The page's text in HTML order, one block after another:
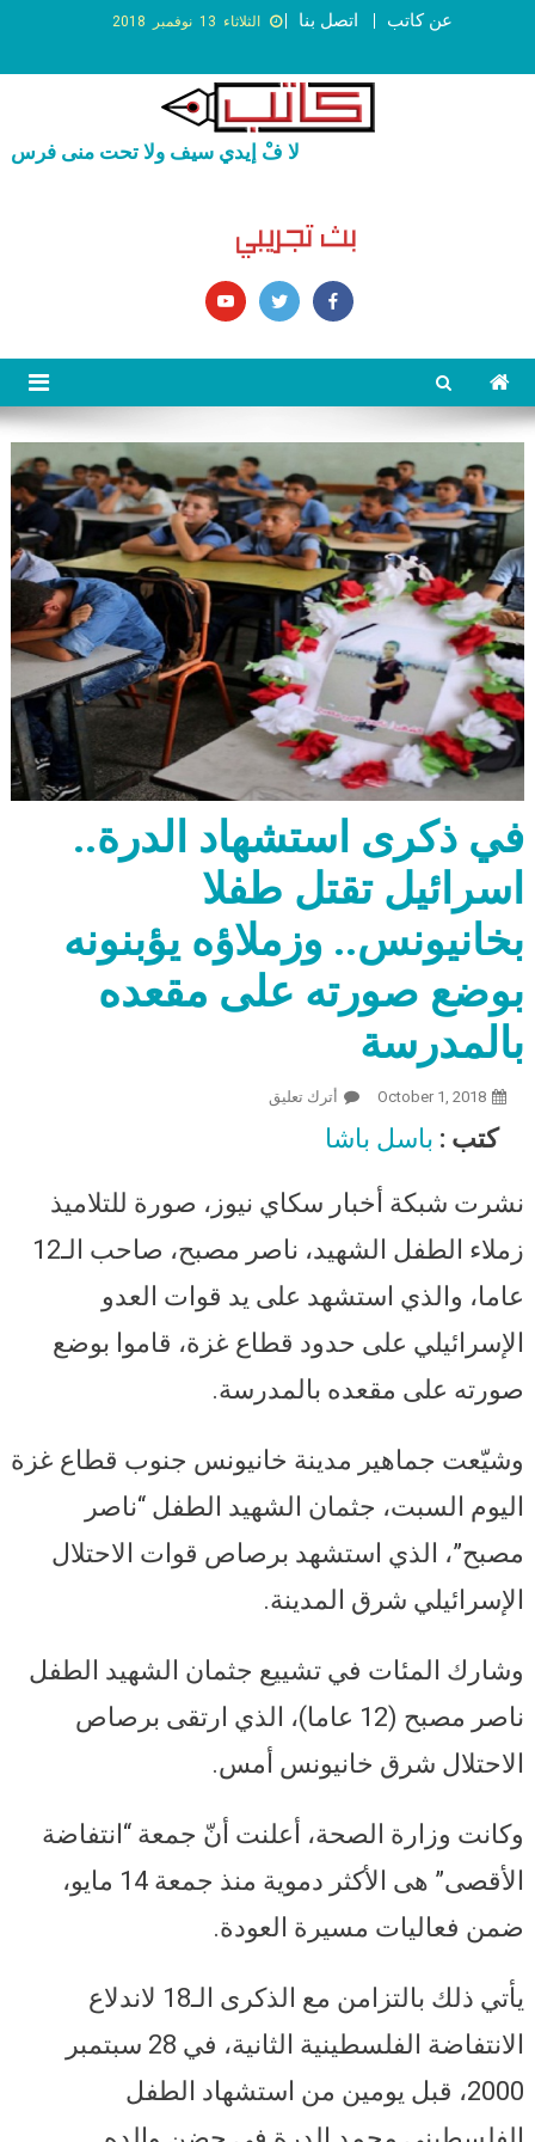
الثلاثاء 13 نوفمبر 2018 اتصل بنا عن كاتب
لا فْ إيدي سيف ولا تحت منى فرس
في ذكرى استشهاد الدرة..
اسرائيل تقتل طفلا
بخانيونس.. وزملاؤه يؤبنونه
بوضع صورته على مقعده
بالمدرسة
October 1, 2018 أترك تعليق
كتب : باسل باشا
نشرت شبكة أخبار سكاي نيوز، صورة للتلاميذ
زملاء الطفل الشهيد، ناصر مصبح، صاحب الـ12
عاما، والذي استشهد على يد قوات العدو
الإسرائيلي على حدود قطاع غزة، قاموا بوضع
صورته على مقعده بالمدرسة.
وشيّعت جماهير مدينة خانيونس جنوب قطاع غزة
اليوم السبت، جثمان الشهيد الطفل “ناصر
مصبح”، الذي استشهد برصاص قوات الاحتلال
الإسرائيلي شرق المدينة.
وشارك المئات في تشييع جثمان الشهيد الطفل
ناصر مصبح (12 عاما)، الذي ارتقى برصاص
الاحتلال شرق خانيونس أمس.
وكانت وزارة الصحة، أعلنت أنّ جمعة “انتفاضة
الأقصى” هى الأكثر دموية منذ جمعة 14 مايو،
ضمن فعاليات مسيرة العودة.
يأتي ذلك بالتزامن مع الذكرى الـ18 لاندلاع
الانتفاضة الفلسطينية الثانية، في 28 سبتمبر
2000، قبل يومين من استشهاد الطفل